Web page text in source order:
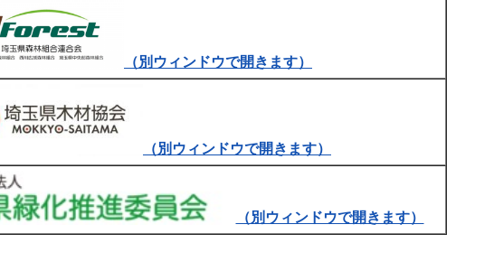
（別ウィンドウで開きます）
（別ウィンドウで開きます）
（別ウィンドウで開きます）